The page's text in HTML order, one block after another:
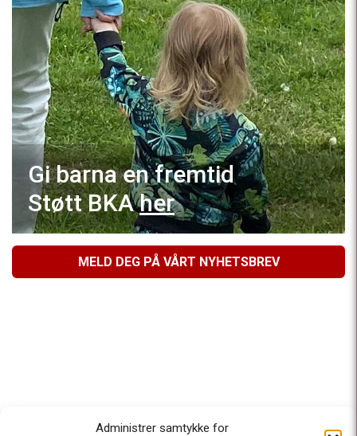
Administrer samtykke for
Gi barna en fremtid
Støtt BKAher
MELD DEG PÅ VÅRT NYHETSBREV